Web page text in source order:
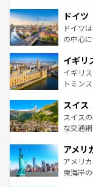
せる。
ンテン
で、幅
聖堂、
から魅
いる。
香り高
らに、
れる地
を参照
ドイツ
ドイツ
の中心
顔を持
ルリン
してラ
は、お酒
ドイツ
イギリ
イギリ
トミン
リアご
ティー
戦など
ンツ一覧
スイス
スイス
な交通
の建物
博物館
ことが
アメリ
アメリ
東海岸